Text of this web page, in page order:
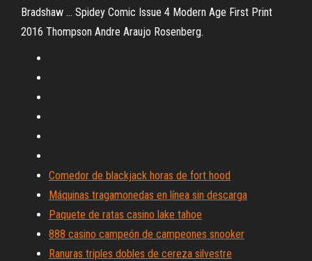
Bradshaw ... Spidey Comic Issue 4 Modern Age First Print
2016 Thompson Andre Araujo Rosenberg.
Comedor de blackjack horas de fort hood
Máquinas tragamonedas en línea sin descarga
Paquete de ratas casino lake tahoe
888 casino campeón de campeones snooker
Ranuras triples dobles de cereza silvestre